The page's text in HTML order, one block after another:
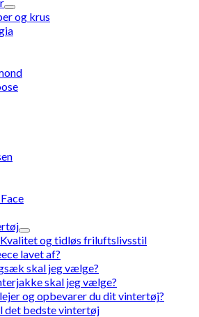
og krus
Kvalitet og tidløs friluftslivsstil
lavet af?
skal jeg vælge?
skal jeg vælge?
og opbevarer du dit vintertøj?
det bedste vintertøj